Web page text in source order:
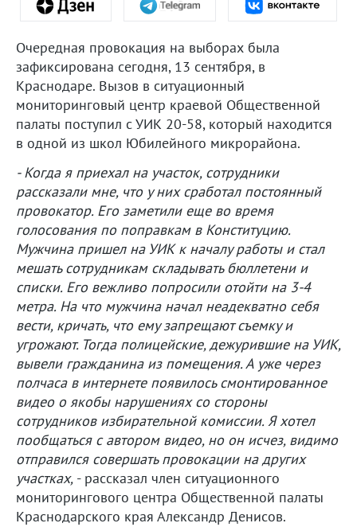
Очередная провокация на выборах была
зафиксирована сегодня, 13 сентября, в
Краснодаре. Вызов в ситуационный
мониторинговый центр краевой Общественной
палаты поступил с УИК 20-58, который находится
в одной из школ Юбилейного микрорайона.
- Когда я приехал на участок, сотрудники
рассказали мне, что у них сработал постоянный
провокатор. Его заметили еще во время
голосования по поправкам в Конституцию.
Мужчина пришел на УИК к началу работы и стал
мешать сотрудникам складывать бюллетени и
списки. Его вежливо попросили отойти на 3-4
метра. На что мужчина начал неадекватно себя
вести, кричать, что ему запрещают съемку и
угрожают. Тогда полицейские, дежурившие на УИК,
вывели гражданина из помещения. А уже через
полчаса в интернете появилось смонтированное
видео о якобы нарушениях со стороны
сотрудников избирательной комиссии. Я хотел
пообщаться с автором видео, но он исчез, видимо
отправился совершать провокации на других
участках, - рассказал член ситуационного
мониторингового центра Общественной палаты
Краснодарского края Александр Денисов.